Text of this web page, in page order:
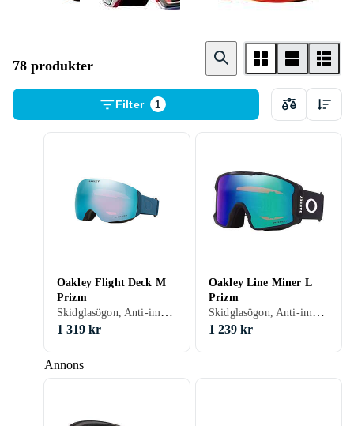
Skidglasögon Cykelglasögon Crossglasögon
78 produkter
Filter 1
Annons
Oakley Flight Deck M
Prizm
Skidglasögon, Anti-imsystem, UV-skydd, Hjälmkompatibel, Vuxen
1 319 kr
Oakley Line Miner L
Prizm
Skidglasögon, Anti-imsystem, UV-skydd, Hjälmkompatibel, Vuxen
1 239 kr